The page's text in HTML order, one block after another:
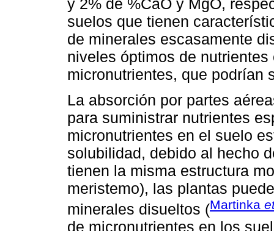
y 2% de %CaO y MgO,
suelos que tienen
de minerales escasamente
niveles óptimos de
micronutrientes, que podrían
La absorción por partes
para suministrar nutrientes
micronutrientes en el suelo
solubilidad, debido al hecho
tienen la misma estructura
meristemo), las plantas
minerales disueltos (Martinka
de micronutrientes en los